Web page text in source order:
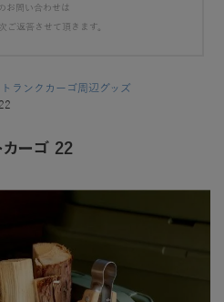
お問い合わせは
ご返答させて頂きます。
トランクカーゴ周辺グッズ
カーゴ 22